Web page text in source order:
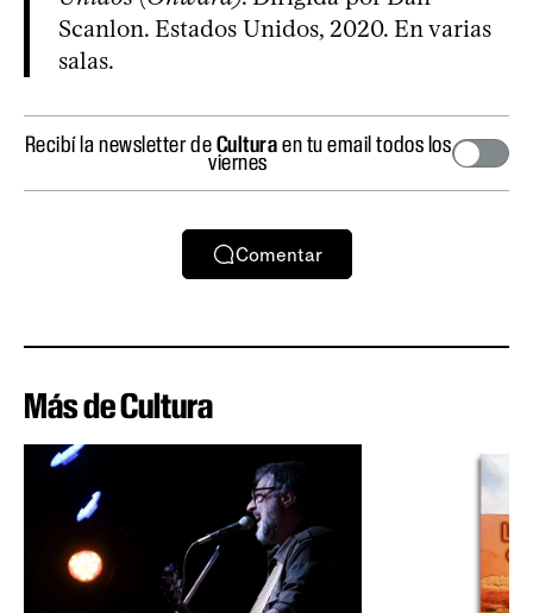
Scanlon. Estados Unidos, 2020. En varias
salas.
Recibí la newsletter deCulturaen tu email todos los
viernes
Comentar
Más de Cultura